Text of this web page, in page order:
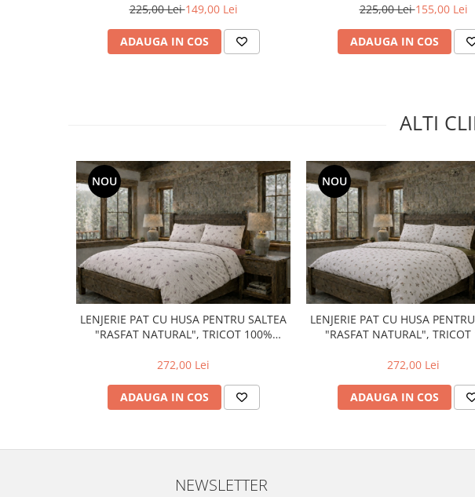
225,00 Lei149,00 Lei
ADAUGA IN COS
225,00 Lei155,00 Lei
ADAUGA IN COS
ALTI
NOU
LENJERIE PAT CU HUSA PENTRU SALTEA
"RASFAT NATURAL", TRICOT 100%
272,00 Lei
ADAUGA IN COS
NOU
LENJERIE PAT CU HUSA
"RASFAT NATURAL", TRICOT
272,00 Lei
ADAUGA IN COS
NEWSLETTER